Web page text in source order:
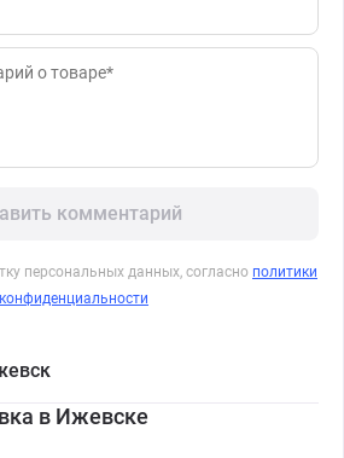
комментарий
персональных данных, согласно политики
конфиденциальности
в Ижевске